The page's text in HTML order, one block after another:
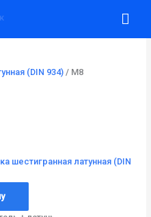
(DIN 934)/ М8
шестигранная латунная (DIN